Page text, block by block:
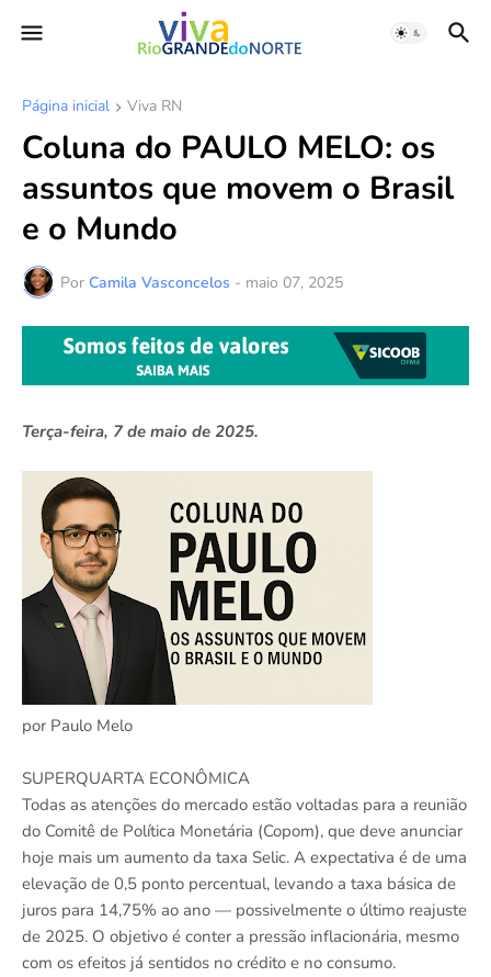
Página inicial Viva RN
Coluna do PAULO MELO: os
assuntos que movem o Brasil
e o Mundo
Por Camila Vasconcelos - maio 07, 2025
Terça-feira, 7 de maio de 2025.
por Paulo Melo
SUPERQUARTA ECONÔMICA
Todas as atenções do mercado estão voltadas para a reunião
do Comitê de Política Monetária (Copom), que deve anunciar
hoje mais um aumento da taxa Selic. A expectativa é de uma
elevação de 0,5 ponto percentual, levando a taxa básica de
juros para 14,75% ao ano — possivelmente o último reajuste
de 2025. O objetivo é conter a pressão inflacionária, mesmo
com os efeitos já sentidos no crédito e no consumo.